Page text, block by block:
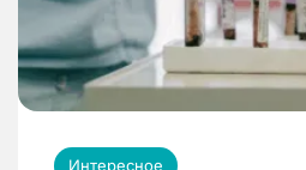
Интересное